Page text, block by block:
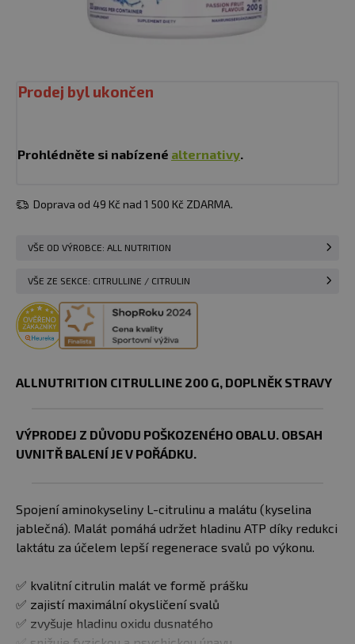
Prodej byl ukončen
Prohlédněte si nabízené alternativy.
Doprava od 49 Kč nad 1 500 Kč ZDARMA.
VŠE OD VÝROBCE: ALL NUTRITION
VŠE ZE SEKCE: CITRULLINE / CITRULIN
ALLNUTRITION CITRULLINE 200 G, DOPLNĚK STRAVY
VÝPRODEJ Z DŮVODU POŠKOZENÉHO OBALU. OBSAH
UVNITŘ BALENÍ JE V POŘÁDKU.
Spojení aminokyseliny L-citrulinu a malátu (kyselina
jablečná). Malát pomáhá udržet hladinu ATP díky redukci
laktátu za účelem lepší regenerace svalů po výkonu.
✅ kvalitní citrulin malát ve formě prášku
✅ zajistí maximální okysličení svalů
✅ zvyšuje hladinu oxidu dusnatého